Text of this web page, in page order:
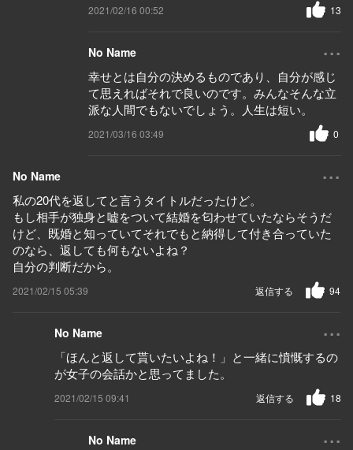
2021/02/16 00:52 13
No Name ...
幸せとは自分の決めるものであり、自分が感じ
て思えればそれで良いのです。みんなそんな立
派な人間でもないでしょう。人生は短い。
2021/03/16 03:49 0
No Name ...
私の20代を返してと言うタイトルだったけど。
もし相手が独身と嘘をついて結婚を匂わせていたならそうだ
けど、既婚と知っていてそれでもと納得して付き合っていた
のなら、返しても何もないよね？
自分の判断だから。
2021/02/15 05:39 94
返信する
No Name ...
「ほんと返して貰いたいよね！」と一緒に憤慨するの
が女子の会話かと思ってました。
2021/02/15 09:41 18
返信する
No Name ...